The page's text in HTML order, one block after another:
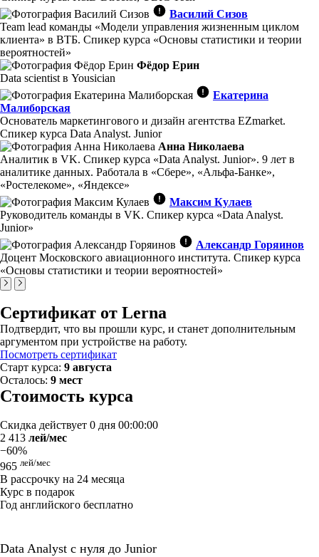
Василий Сизов
Team lead команды «Модели управления жизненным циклом
клиента» в ВТБ. Спикер курса «Основы статистики и теории
вероятностей»
Фёдор Ерин
Data scientist в Yousician
Екатерина
Малиборская
Основатель маркетингового и дизайн агентства EZmarket.
Спикер курса Data Analyst. Junior
Анна Николаева
Аналитик в VK. Спикер курса «Data Analyst. Junior». 9 лет в
аналитике данных. Работала в «Сбере», «Альфа-Банке»,
«Ростелекоме», «Яндексе»
Максим Кулаев
Руководитель команды в VK. Спикер курса «Data Analyst.
Junior»
Александр Горяинов
Доцент Московского авиационного института. Спикер курса
«Основы статистики и теории вероятностей»
Сертификат от Lerna
Подтвердит, что вы прошли курс, и станет дополнительным
аргументом при устройстве на работу.
Посмотреть сертификат
Старт курса: 9 августа
Осталось: 9 мест
Стоимость курса
Скидка действует 0 дня 00:00:00
2 413 лей/мес
−60%
965 лей/мес
В рассрочку на 24 месяца
Курс в подарок
Год английского бесплатно
Data Analyst с нуля до Junior